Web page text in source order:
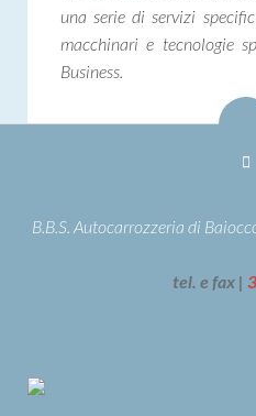
una serie di servizi
macchinari e tecnologie
Business.
B.B.S. Autocarrozzeria di
tel. e fax |